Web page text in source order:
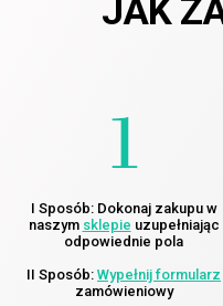
JAK
I Sposób: Dokonaj zakupu w
naszym sklepie uzupełniając
odpowiednie pola
II Sposób: Wypełnij formularz
zamówieniowy